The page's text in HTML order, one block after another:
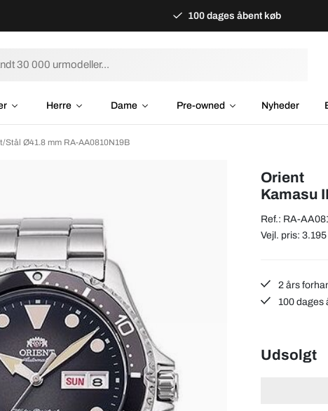
100 dages åbent køb
Herre Dame Pre-owned Nyheder
Stål Ø41.8 mm RA-AA0810N19B
Orient
Kamasu
Ref.: RA-
Vejl. pris:
2 års
100 dages
Udsolgt